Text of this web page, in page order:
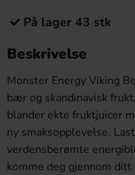
På lager 43 stk
Beskrivelse
Monster Energy Viking
bær og skandinavisk
blander ekte fruktjuicer
ny smaksopplevelse.
verdensberømte
komme deg gjennom